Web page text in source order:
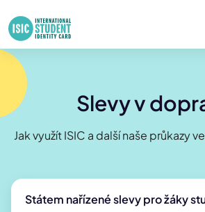
Slevy v
Jak využít ISIC a další naše průkazy
Státem nařízené slevy pro žáky